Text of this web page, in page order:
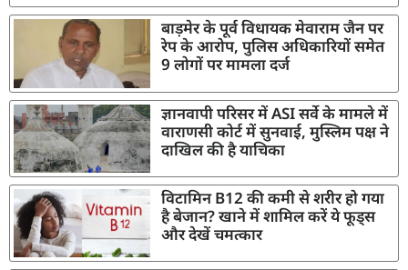
बाड़मेर के पूर्व विधायक मेवाराम जैन पर
रेप के आरोप, पुलिस अधिकारियों समेत
9 लोगों पर मामला दर्ज
ज्ञानवापी परिसर में ASI सर्वे के मामले में
वाराणसी कोर्ट में सुनवाई, मुस्लिम पक्ष ने
दाखिल की है याचिका
विटामिन B12 की कमी से शरीर हो गया
है बेजान? खाने में शामिल करें ये फूड्स
और देखें चमत्कार